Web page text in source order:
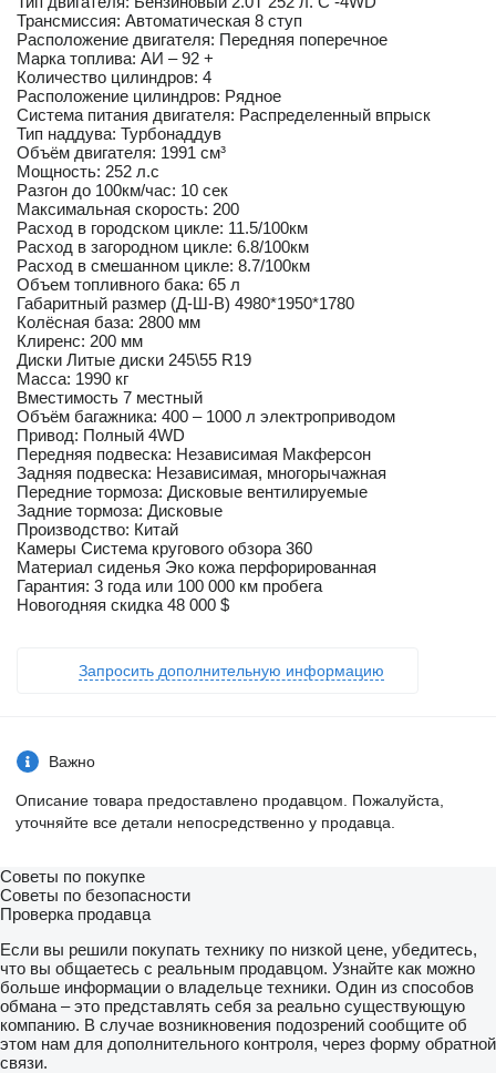
Трансмиссия: Автоматическая 8 ступ
Расположение двигателя: Передняя поперечное
Марка топлива: АИ – 92 +
Количество цилиндров: 4
Расположение цилиндров: Рядное
Система питания двигателя: Распределенный впрыск
Тип наддува: Турбонаддув
Объём двигателя: 1991 см³
Мощность: 252 л.с
Разгон до 100км/час: 10 сек
Максимальная скорость: 200
Расход в городском цикле: 11.5/100км
Расход в загородном цикле: 6.8/100км
Расход в смешанном цикле: 8.7/100км
Объем топливного бака: 65 л
Габаритный размер (Д-Ш-В) 4980*1950*1780
Колёсная база: 2800 мм
Клиренс: 200 мм
Диски Литые диски 245\55 R19
Масса: 1990 кг
Вместимость 7 местный
Объём багажника: 400 – 1000 л электроприводом
Привод: Полный 4WD
Передняя подвеска: Независимая Макферсон
Задняя подвеска: Независимая, многорычажная
Передние тормоза: Дисковые вентилируемые
Задние тормоза: Дисковые
Производство: Китай
Камеры Система кругового обзора 360
Материал сиденья Эко кожа перфорированная
Гарантия: 3 года или 100 000 км пробега
Новогодняя скидка 48 000 $
Запросить дополнительную информацию
Важно
Описание товара предоставлено продавцом. Пожалуйста,
уточняйте все детали непосредственно у продавца.
Советы по покупке
Советы по безопасности
Проверка продавца
Если вы решили покупать технику по низкой цене, убедитесь,
что вы общаетесь с реальным продавцом. Узнайте как можно
больше информации о владельце техники. Один из способов
обмана – это представлять себя за реально существующую
компанию. В случае возникновения подозрений сообщите об
этом нам для дополнительного контроля, через форму обратной
связи.